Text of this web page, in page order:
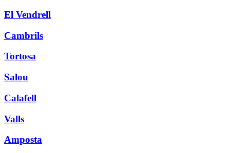
El Vendrell
Cambrils
Tortosa
Salou
Calafell
Valls
Amposta